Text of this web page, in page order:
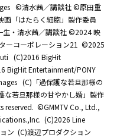
©清水茜／講談社 ©原田重
「はたらく細胞」製作委員
・清水茜／講談社 ©2024 映
ーコーポレーション21 ©2025
(C)2016 BigHit
BigHit Entertainment/PONY
(C)「過保護な若旦那様の
な若旦那様の甘やかし婚」製作
reserved. ©GMMTV Co., Ltd.,
(C)2026 Line
ン (C)渡辺プロダクション